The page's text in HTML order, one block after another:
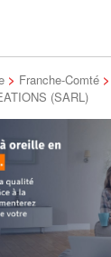
> Franche-Comté >
(SARL)